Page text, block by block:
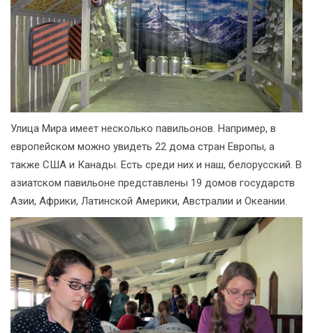
Улица Мира имеет несколько павильонов. Например, в
европейском можно увидеть 22 дома стран Европы, а
также США и Канады. Есть среди них и наш, белорусский. В
азиатском павильоне представлены 19 домов государств
Азии, Африки, Латинской Америки, Австралии и Океании.